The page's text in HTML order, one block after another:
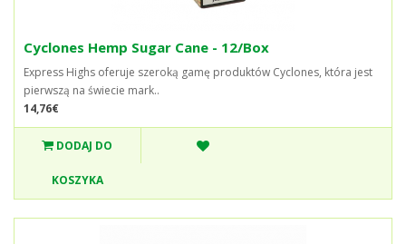
Cyclones Hemp Sugar Cane - 12/Box
Express Highs oferuje szeroką gamę produktów Cyclones, która jest
pierwszą na świecie mark..
14,76€
DODAJ DO
KOSZYKA